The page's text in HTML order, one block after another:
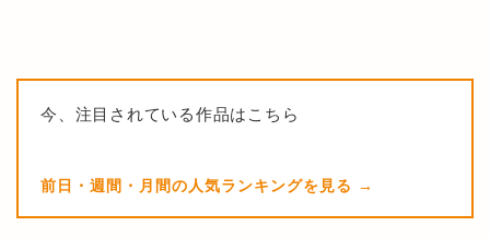
今、注目されている作品はこちら
前日・週間・月間の人気ランキングを見る